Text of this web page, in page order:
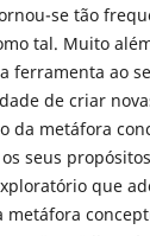
se tão
tal. Muito
ferramenta ao
de criar
da metáfora
seus
que
metáfora